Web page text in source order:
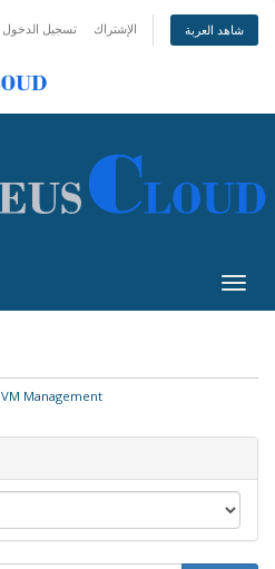
تسجيل الدخول الإشتراك شاهد العربة
VM Management